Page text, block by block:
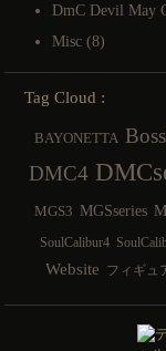
DmC Devil May
Misc (8)
Tag Cloud :
BAYONETTA
DMC4
MGS3 MGSseries
SoulCalibur4
Website フィギュ